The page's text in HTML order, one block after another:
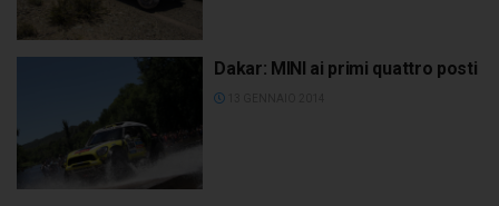
Dakar: MINI ai primi quattro posti